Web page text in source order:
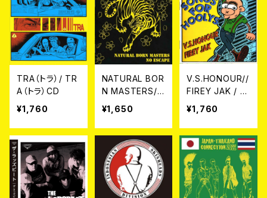
TRA（トラ）/ TR
A（トラ）CD
¥1,760
NATURAL BOR
N MASTERS//
NO ESCAPE /
Action For Th
e Target (SPLI
T) CD
¥1,650
V.S.HONOUR//
FIREY JAK / S
ONGS FOR HO
OLYS CD
¥1,760